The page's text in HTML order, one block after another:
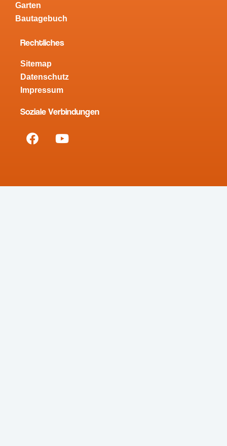
Garten
Bautagebuch
Rechtliches
Sitemap
Datenschutz
Impressum
Soziale Verbindungen